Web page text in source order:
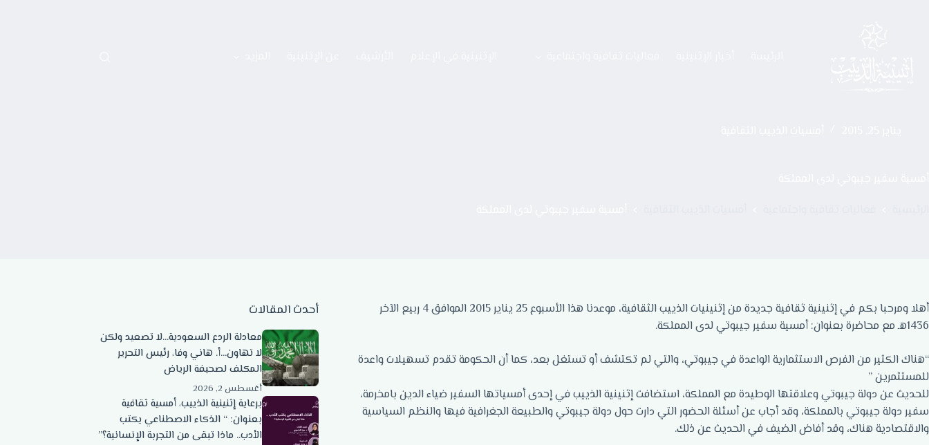
أهلا ومرحبا بكم في إثنينية ثقافية جديدة من إثنينيات الذييب الثقافية، موعدنا هذا الأسبوع 25 يناير 2015 الموافق 4 ربيع الآخر
1436هـ مع محاضرة بعنوان: أمسية سفير جيبوتي لدى المملكة.
“هناك الكثير من الفرص الاستثمارية الواعدة في جيبوتي، والتي لم تكتشف أو تستغل بعد، كما أن الحكومة تقدم تسهيلات واعدة
للمستثمرين ”
للحديث عن دولة جيبوتي وعلاقتها الوطيدة مع المملكة، استضافت إثنينية الذييب في إحدى أمسياتها السفير ضياء الدين بامخرمة،
سفير دولة جيبوتي بالمملكة، وقد أجاب عن أسئلة الحضور التي دارت حول دولة جيبوتي والطبيعة الجغرافية فيها والنظم السياسية
والاقتصادية هناك، وقد أفاض الضيف في الحديث عن ذلك.
أحدث المقالات
معادلة الردع السعودية…لا تصعيد ولكن
لا تهاون…أ. هاني وفا، رئيس التحرير
المكلف لصحيفة الرياض
أغسطس 2, 2026
برعاية إثنينية الذييب، أمسية ثقافية
بعنوان: “ الذكاء الاصطناعي يكتب
الأدب.. ماذا تبقى من التجربة الإنسانية؟”